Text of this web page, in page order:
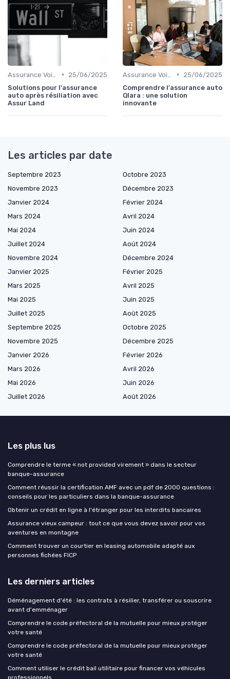
•
25/06/2025
Solutions pour l'assurance
auto après résiliation avec
Assur Land
•
25/06/2025
Comprendre l'assurance auto
Qlara : une solution
innovante
Les articles par date
Septembre 2023
Octobre 2023
Novembre 2023
Décembre 2023
Janvier 2024
Février 2024
Mars 2024
Avril 2024
Mai 2024
Juin 2024
Juillet 2024
Août 2024
Novembre 2024
Décembre 2024
Janvier 2025
Février 2025
Mars 2025
Avril 2025
Mai 2025
Juin 2025
Juillet 2025
Août 2025
Septembre 2025
Octobre 2025
Novembre 2025
Décembre 2025
Janvier 2026
Février 2026
Mars 2026
Avril 2026
Mai 2026
Juin 2026
Juillet 2026
Août 2026
Les plus lus
Comprendre le terme « not provided virement » dans le secteur
banque-assurance
Comment réussir la certification AMF avec un pdf de 2000 questions :
conseils pour les particuliers dans la banque-assurance
Obtenir un crédit en ligne à l'étranger pour les interdits bancaires
Assurance vieux campeur : tout ce que vous devez savoir pour vos
aventures en montagne
Comment trouver un courtier en leasing automobile adapté aux
personnes fichées FICP
Les derniers articles
Déménagement d'été : les contrats à résilier, transférer ou souscrire
avant d'emménager
Comprendre le code préfectoral de la mutuelle pour mieux protéger
votre santé
Comprendre le code préfectoral de la mutuelle pour mieux protéger
votre santé
Comment utiliser le crédit bail utilitaire pour financer vos véhicules
professionnels